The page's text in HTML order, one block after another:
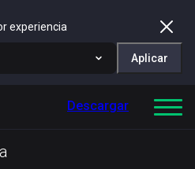
experiencia
Aplicar
Descargar